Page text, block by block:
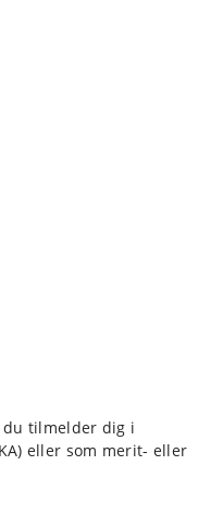
tilmelder dig i
eller som merit- eller